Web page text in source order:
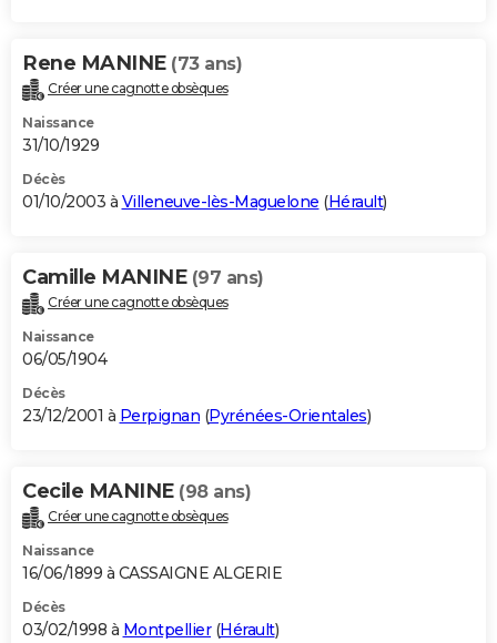
Rene MANINE (73 ans)
Créer une cagnotte obsèques
Naissance
31/10/1929
Décès
01/10/2003 à Villeneuve-lès-Maguelone (Hérault)
Camille MANINE (97 ans)
Créer une cagnotte obsèques
Naissance
06/05/1904
Décès
23/12/2001 à Perpignan (Pyrénées-Orientales)
Cecile MANINE (98 ans)
Créer une cagnotte obsèques
Naissance
16/06/1899 à CASSAIGNE ALGERIE
Décès
03/02/1998 à Montpellier(Hérault)